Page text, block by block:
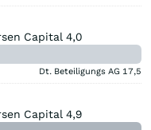
Capital 4,0
Dt. Beteiligungs AG 17,5
Capital 4,9